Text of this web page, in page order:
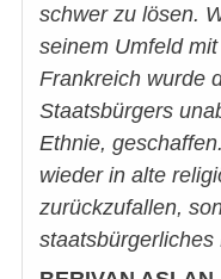
schwer zu lösen.
seinem Umfeld
Frankreich wurde
Staatsbürgers
Ethnie,
wieder in alte
zurückzufallen,